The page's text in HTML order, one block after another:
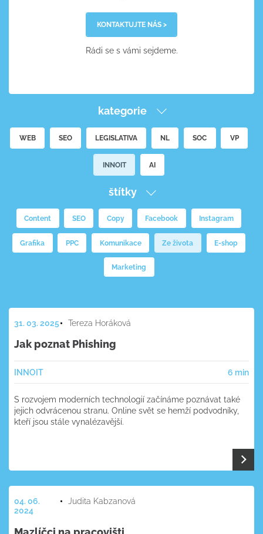
KONTAKTUJTE NÁS >
Rádi se s vámi sejdeme.
31. 03. 2025 Tereza Horáková
Jak poznat Phishing
INNOIT 6 min
S rozvojem moderních technologií začínáme poznávat také
jejich odvrácenou stranu. Online svět se hemží podvodníky,
kteří jsou stále vynalézavější.
04. 06.
2024
Judita Kabzanová
kategorie
WEB SEO LEGISLATIVA NL SOC VP
INNOIT AI
štítky
Content SEO Copy Facebook Instagram
Grafika PPC Komunikace Ze života E-shop
Marketing